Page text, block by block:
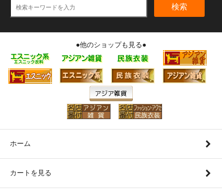
検索
●他のショップも見る●
ホーム
カートを見る